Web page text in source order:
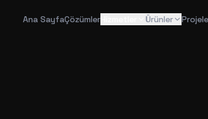
Ana SayfaÇözümler Ürünler